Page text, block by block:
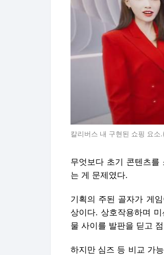
칼리버스 내 구현된 쇼핑 요소
무엇보다 초기 콘텐츠
는 게 문제였다.
기획의 주된 골자가 게
상이다. 상호작용하며
물 사이를 발판을 딛고
하지만 심즈 등 비교 가